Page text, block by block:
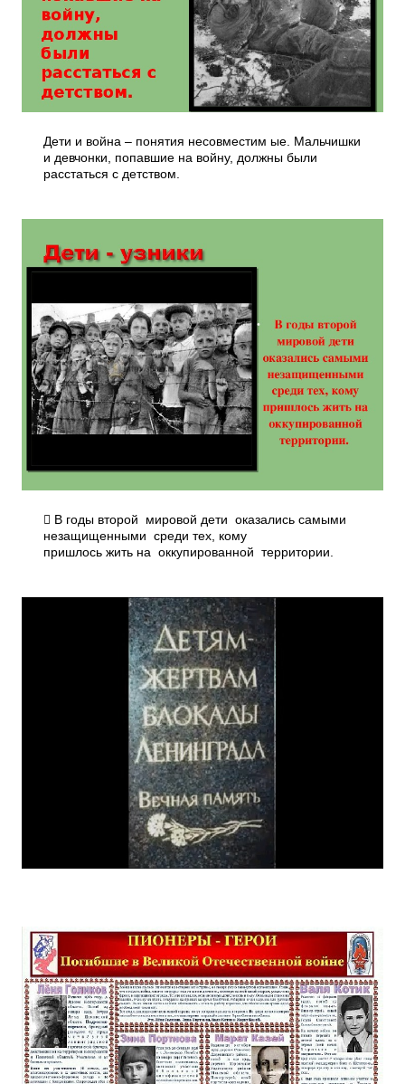
Дети и война – понятия несовместим ые. Мальчишки
и девчонки, попавшие на войну, должны были
расстаться с детством.
 В годы второй мировой дети оказались самыми
незащищенными среди тех, кому
пришлось жить на оккупированной территории.